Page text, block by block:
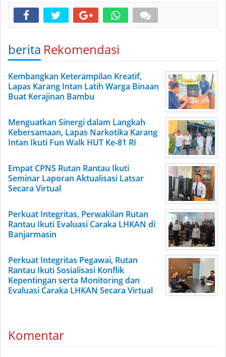
berita Rekomendasi
Kembangkan Keterampilan Kreatif,
Lapas Karang Intan Latih Warga Binaan
Buat Kerajinan Bambu
Menguatkan Sinergi dalam Langkah
Kebersamaan, Lapas Narkotika Karang
Intan Ikuti Fun Walk HUT Ke-81 RI
Empat CPNS Rutan Rantau Ikuti
Seminar Laporan Aktualisasi Latsar
Secara Virtual
Perkuat Integritas, Perwakilan Rutan
Rantau Ikuti Evaluasi Caraka LHKAN di
Banjarmasin
Perkuat Integritas Pegawai, Rutan
Rantau Ikuti Sosialisasi Konflik
Kepentingan serta Monitoring dan
Evaluasi Caraka LHKAN Secara Virtual
Komentar